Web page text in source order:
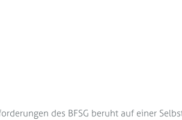
des BFSG beruht auf einer